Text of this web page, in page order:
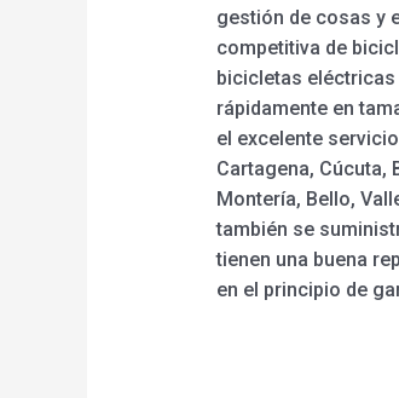
gestión de cosas y
competitiva de
bicicletas
rápidamente en
el excelente
Cartagena, Cúcuta,
Montería, Bello,
también se
tienen una buena
en el principio de